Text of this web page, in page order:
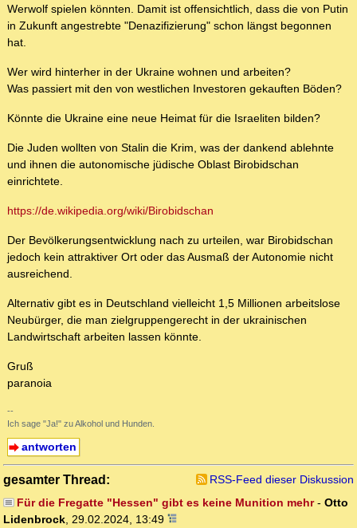
Werwolf spielen könnten. Damit ist offensichtlich, dass die von Putin
in Zukunft angestrebte "Denazifizierung" schon längst begonnen
hat.
Wer wird hinterher in der Ukraine wohnen und arbeiten?
Was passiert mit den von westlichen Investoren gekauften Böden?
Könnte die Ukraine eine neue Heimat für die Israeliten bilden?
Die Juden wollten von Stalin die Krim, was der dankend ablehnte
und ihnen die autonomische jüdische Oblast Birobidschan
einrichtete.
https://de.wikipedia.org/wiki/Birobidschan
Der Bevölkerungsentwicklung nach zu urteilen, war Birobidschan
jedoch kein attraktiver Ort oder das Ausmaß der Autonomie nicht
ausreichend.
Alternativ gibt es in Deutschland vielleicht 1,5 Millionen arbeitslose
Neubürger, die man zielgruppengerecht in der ukrainischen
Landwirtschaft arbeiten lassen könnte.
Gruß
paranoia
--
Ich sage "Ja!" zu Alkohol und Hunden.
antworten
gesamter Thread:
RSS-Feed dieser Diskussion
Für die Fregatte "Hessen" gibt es keine Munition mehr- Otto
Lidenbrock, 29.02.2024, 13:49